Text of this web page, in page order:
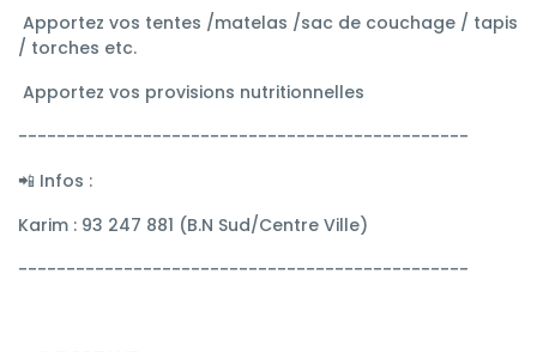
Apportez vos tentes /matelas /sac de couchage / tapis
/ torches etc.
Apportez vos provisions nutritionnelles
-----------------------------------------------
📲 Infos :
Karim : 93 247 881 (B.N Sud/Centre Ville)
-----------------------------------------------